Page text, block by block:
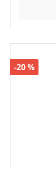
-20 %